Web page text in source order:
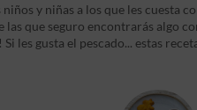
y niñas a los que les cuesta
las que seguro encontrarás algo
Si les gusta el pescado... estas